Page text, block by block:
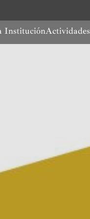
InstituciónActividades